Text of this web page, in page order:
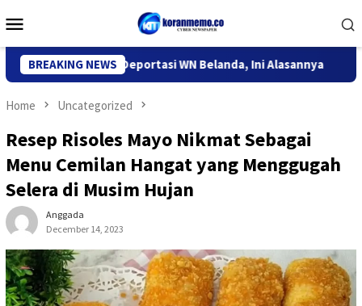
to
Menu
BREAKING NEWS
Kediri Deportasi WN Belanda, Ini Alasannya 9
Home Uncategorized
Resep Risoles Mayo Nikmat Sebagai
Menu Cemilan Hangat yang Menggugah
Selera di Musim Hujan
Anggada
December 14, 2023